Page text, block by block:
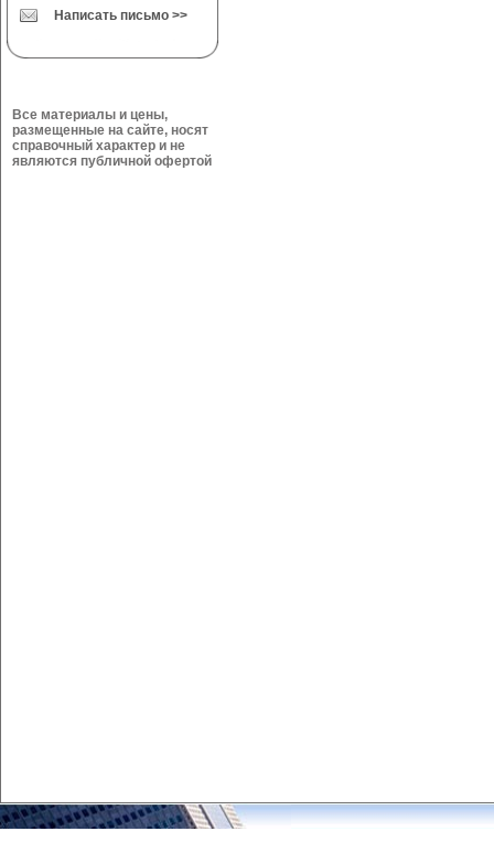
Написать письмо >>
Все материалы и цены,
размещенные на сайте, носят
справочный характер и не
являются публичной офертой